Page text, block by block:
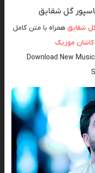
گل شقایق
شقایق همراه با متن کامل
کاشان موزیک
Download New